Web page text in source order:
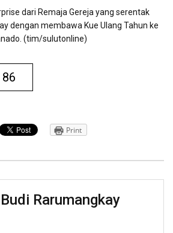
dari Remaja Gereja yang serentak
dengan membawa Kue Ulang Tahun ke
(tim/sulutonline)
Print
Budi Rarumangkay